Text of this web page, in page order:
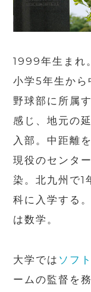
1999年生まれ
小学5年生から
野球部に所属
感じ、地元の
入部。中距離
現役のセンタ
染。北九州で1
科に入学する
は数学。
大学では ソフ
ームの監督を